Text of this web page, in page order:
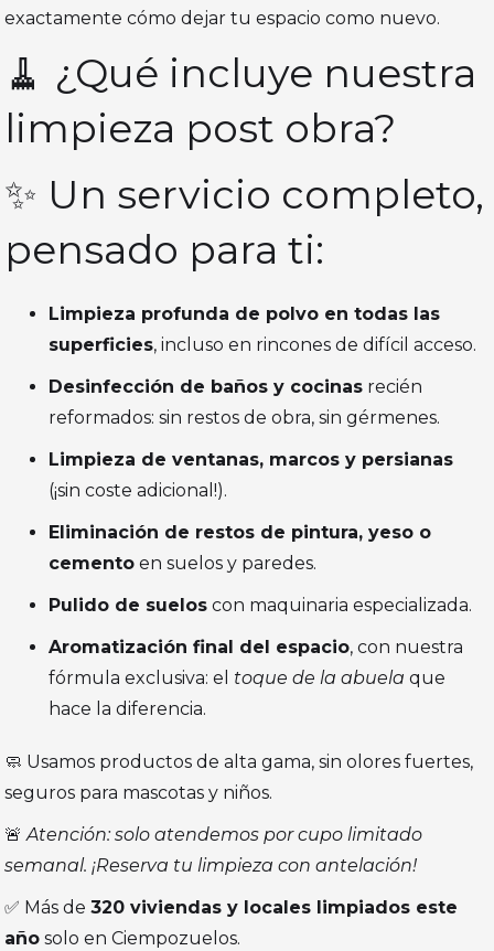
exactamente cómo dejar tu espacio como nuevo.
🧹 ¿Qué incluye nuestra
limpieza post obra?
✨ Un servicio completo,
pensado para ti:
Limpieza profunda de polvo en todas las
superficies, incluso en rincones de difícil acceso.
Desinfección de baños y cocinas recién
reformados: sin restos de obra, sin gérmenes.
Limpieza de ventanas, marcos y persianas
(¡sin coste adicional!).
Eliminación de restos de pintura, yeso o
cemento en suelos y paredes.
Pulido de suelos con maquinaria especializada.
Aromatización final del espacio, con nuestra
fórmula exclusiva: el toque de la abuela que
hace la diferencia.
🧼 Usamos productos de alta gama, sin olores fuertes,
seguros para mascotas y niños.
🚨Atención: solo atendemos por cupo limitado
semanal. ¡Reserva tu limpieza con antelación!
✅ Más de320 viviendas y locales limpiados este
año solo en Ciempozuelos.